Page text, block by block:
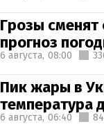
Грозы
прогноз
6 августа, 08:00
Пик жары в
температура
6 августа, 06:40